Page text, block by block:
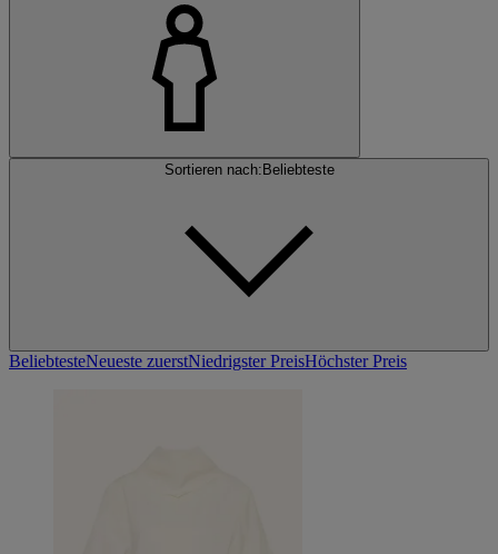
Sortieren nach: Beliebteste
BeliebtesteNeueste zuerstNiedrigster PreisHöchster Preis